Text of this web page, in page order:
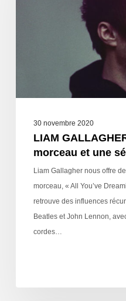
30 novembre 2020
LIAM
morceau et une
Liam Gallagher nous offre
morceau, « All You’ve
retrouve des influences
Beatles et John Lennon,
cordes…